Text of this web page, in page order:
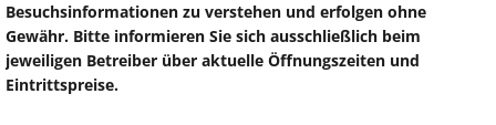
Besuchsinformationen zu verstehen und erfolgen ohne
Gewähr. Bitte informieren Sie sich ausschließlich beim
jeweiligen Betreiber über aktuelle Öffnungszeiten und
Eintrittspreise.